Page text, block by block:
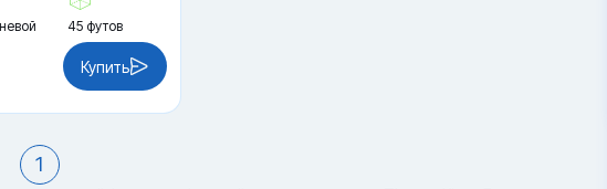
45 футов
Купить
1